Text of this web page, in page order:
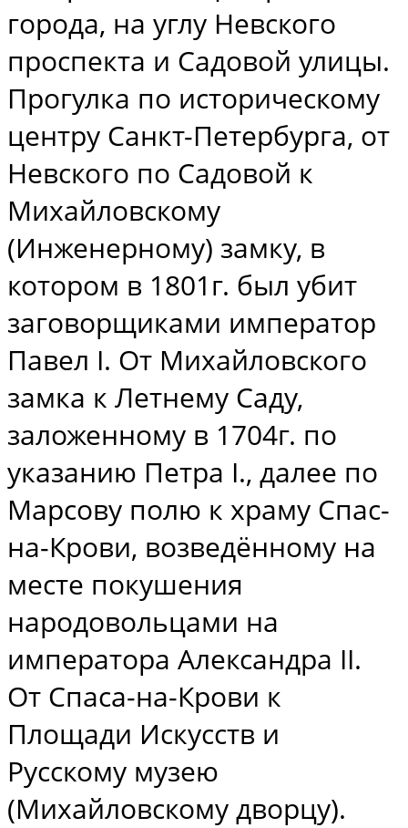
города, на углу Невского
проспекта и Садовой улицы.
Прогулка по историческому
центру Санкт-Петербурга, от
Невского по Садовой к
Михайловскому
(Инженерному) замку, в
котором в 1801г. был убит
заговорщиками император
Павел I. От Михайловского
замка к Летнему Саду,
заложенному в 1704г. по
указанию Петра I., далее по
Марсову полю к храму Спас-
на-Крови, возведённому на
месте покушения
народовольцами на
императора Александра II.
От Спаса-на-Крови к
Площади Искусств и
Русскому музею
(Михайловскому дворцу).